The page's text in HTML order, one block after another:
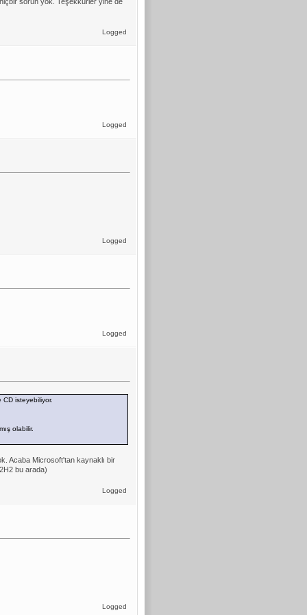
Logged
Logged
Logged
Logged
isteyebiliyor.
olabilir.
Acaba Microsoft'tan kaynaklı bir
bu arada)
Logged
Logged